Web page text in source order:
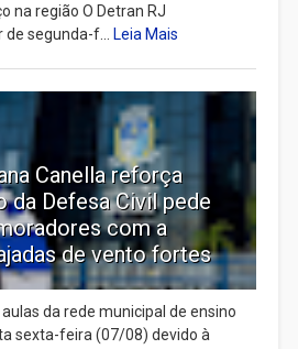
na região O Detran RJ
segunda-f...
Leia Mais
Canella reforça
da Defesa Civil pede
com a
de vento fortes
aulas da rede municipal de ensino
sexta-feira (07/08) devido à